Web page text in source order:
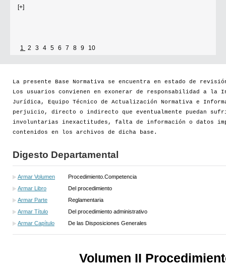
1
2 3 4 5 6 7 8 9 10
La presente Base Normativa se encuentra en estado de
Los usuarios convienen en exonerar de responsabilidad a la
Jurídica, Equipo Técnico de Actualización Normativa e
perjuicio, directo o indirecto que eventualmente puedan
involuntarias inexactitudes, falta de información o datos
contenidos en los archivos de dicha base.
Digesto Departamental
Armar Volumen
Procedimiento.Competencia
Armar Libro
Del procedimiento
Armar Parte
Reglamentaria
Armar Título
Del procedimiento administrativo
Armar Capítulo
De las Disposiciones Generales
Volumen II